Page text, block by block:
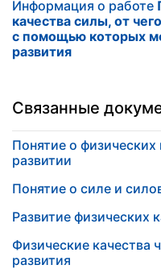
Информация о работе
качества силы, от
с помощью которых
развития
Связанные
Понятие о физических
развитии
Понятие о силе и
Развитие физических
Физические качества
развития